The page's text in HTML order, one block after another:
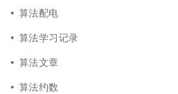
算法配电
算法学习记录
算法文章
算法约数